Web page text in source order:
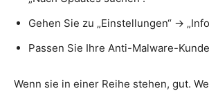
Gehen Sie zu „Einstellungen“ ->
Passen Sie Ihre Anti-Malware-
Wenn sie in einer Reihe stehen, gut.